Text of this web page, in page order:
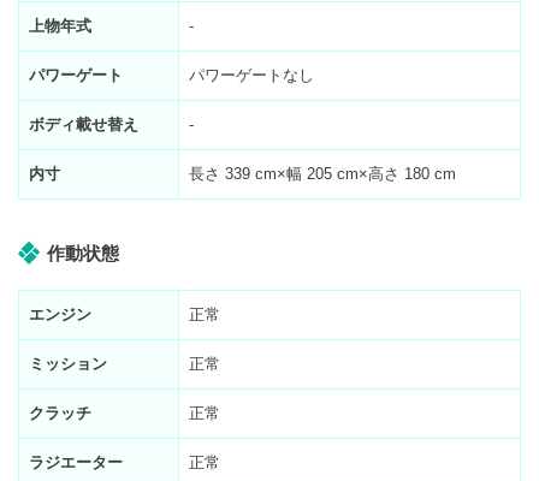
上物年式 -
パワーゲート パワーゲートなし
ボディ載せ替え -
内寸 長さ 339 cm×幅 205 cm×高さ 180 cm
作動状態
エンジン 正常
ミッション 正常
クラッチ 正常
ラジエーター 正常